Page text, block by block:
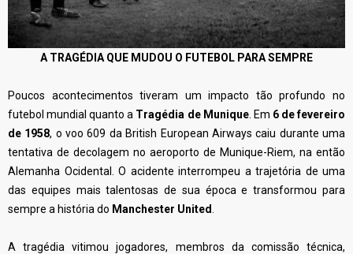
A TRAGÉDIA QUE MUDOU O FUTEBOL PARA SEMPRE
Poucos acontecimentos tiveram um impacto tão profundo no
futebol mundial quanto a Tragédia de Munique. Em 6 de fevereiro
de 1958, o voo 609 da British European Airways caiu durante uma
tentativa de decolagem no aeroporto de Munique-Riem, na então
Alemanha Ocidental. O acidente interrompeu a trajetória de uma
das equipes mais talentosas de sua época e transformou para
sempre a história do Manchester United
A tragédia vitimou jogadores, membros da comissão técnica,